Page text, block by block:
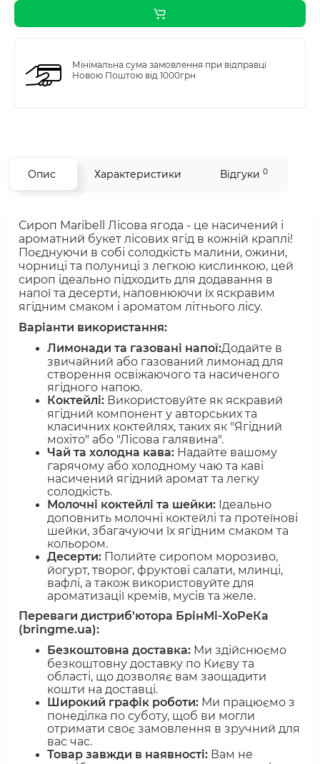
Мінімальна сума замовлення при відправці
Новою Поштою від 1000грн
Опис Характеристики Відгуки 0
Сироп Maribell Лісова ягода - це насичений і
ароматний букет лісових ягід в кожній краплі!
Поєднуючи в собі солодкість малини, ожини,
чорниці та полуниці з легкою кислинкою, цей
сироп ідеально підходить для додавання в
напої та десерти, наповнюючи їх яскравим
ягідним смаком і ароматом літнього лісу.
Варіанти використання:
Лимонади та газовані напої:Додайте в
звичайний або газований лимонад для
створення освіжаючого та насиченого
ягідного напою.
Коктейлі: Використовуйте як яскравий
ягідний компонент у авторських та
класичних коктейлях, таких як "Ягідний
мохіто" або "Лісова галявина".
Чай та холодна кава: Надайте вашому
гарячому або холодному чаю та каві
насичений ягідний аромат та легку
солодкість.
Молочні коктейлі та шейки: Ідеально
доповнить молочні коктейлі та протеїнові
шейки, збагачуючи їх ягідним смаком та
кольором.
Десерти: Полийте сиропом морозиво,
йогурт, творог, фруктові салати, млинці,
вафлі, а також використовуйте для
ароматизації кремів, мусів та желе.
Переваги дистриб'ютора БрінМі-ХоРеКа
(bringme.ua):
Безкоштовна доставка: Ми здійснюємо
безкоштовну доставку по Києву та
області, що дозволяє вам заощадити
кошти на доставці.
Широкий графік роботи: Ми працюємо з
понеділка по суботу, щоб ви могли
отримати своє замовлення в зручний для
вас час.
Товар завжди в наявності: Вам не